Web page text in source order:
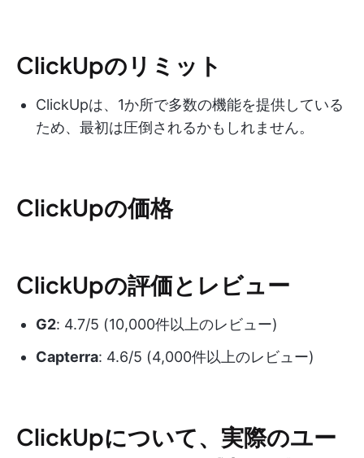
ClickUpのリミット
ClickUpは、1か所で多数の機能を提供している
ため、最初は圧倒されるかもしれません。
ClickUpの価格
ClickUpの評価とレビュー
G2: 4.7/5 (10,000件以上のレビュー)
Capterra: 4.6/5 (4,000件以上のレビュー)
ClickUpについて、実際のユー